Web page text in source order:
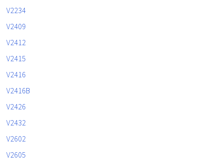
V2234
V2409
V2412
V2415
V2416
V2416B
V2426
V2432
V2602
V2605